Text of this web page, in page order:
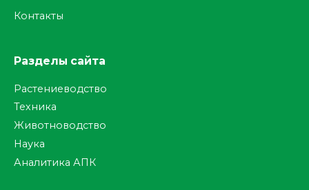
Контакты
Разделы сайта
Растениеводство
Техника
Животноводство
Наука
Аналитика АПК